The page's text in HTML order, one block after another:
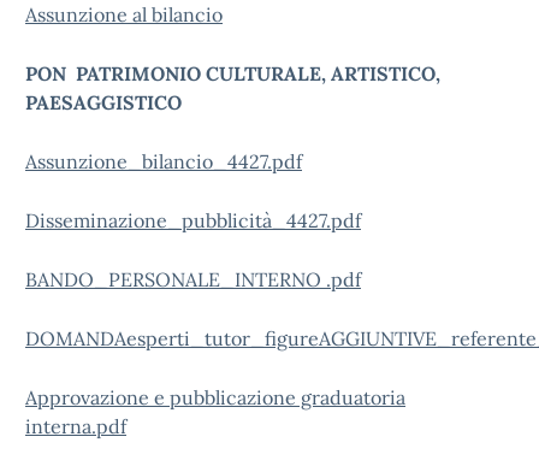
Assunzione al bilancio
PON PATRIMONIO CULTURALE, ARTISTICO,
PAESAGGISTICO
Assunzione_bilancio_4427.pdf
Disseminazione_pubblicità_4427.pdf
BANDO_PERSONALE_INTERNO .pdf
Approvazione e pubblicazione graduatoria
interna.pdf